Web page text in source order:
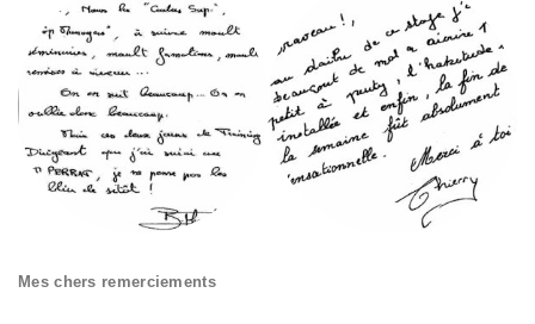
Mes chers remerciements